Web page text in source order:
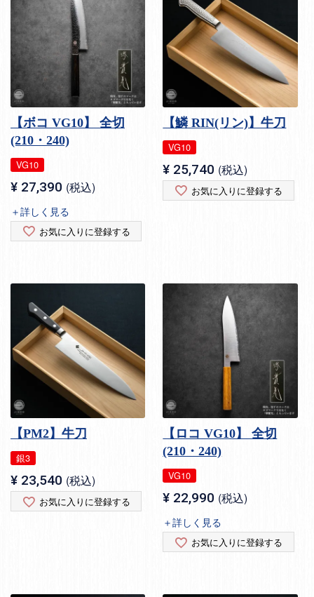
【ボコ VG10】 全切
(210・240)
VG10
¥ 27,390 税込
＋詳しく見る
お気に入りに登録する
【鱗 RIN(リン)】牛刀
VG10
¥ 25,740 税込
お気に入りに登録する
【PM2】牛刀
銀3
¥ 23,540 税込
お気に入りに登録する
【ロコ VG10】 全切
(210・240)
VG10
¥ 22,990 税込
＋詳しく見る
お気に入りに登録する